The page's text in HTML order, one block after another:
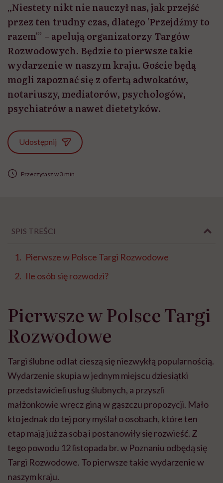
„Niestety nikt nie nauczył nas, jak przejść
przez ten trudny czas, dlatego 'Przejdźmy to
razem'” – apelują organizatorzy Targów
Rozwodowych. Będzie to pierwsze takie
wydarzenie w naszym kraju. Goście będą
mogli zapoznać się z ofertą adwokatów,
notariuszy, mediatorów, psychologów,
psychiatrów a nawet dietetyków.
Udostępnij
Przeczytasz w 3 min
SPIS TREŚCI
Pierwsze w Polsce Targi Rozwodowe
Ile osób się rozwodzi?
Pierwsze w Polsce Targi
Rozwodowe
Targi ślubne od lat cieszą się niezwykłą popularnością.
Wydarzenie skupia w jednym miejscu dziesiątki
przedstawicieli usług ślubnych, a przyszli
małżonkowie wręcz giną w gąszczu propozycji. Mało
kto jednak do tej pory myślał o osobach, które ten
etap mają już za sobą i postanowiły się rozwieść. Z
tego powodu 12 listopada br. w Poznaniu odbędą się
Targi Rozwodowe. To pierwsze takie wydarzenie w
naszym kraju.